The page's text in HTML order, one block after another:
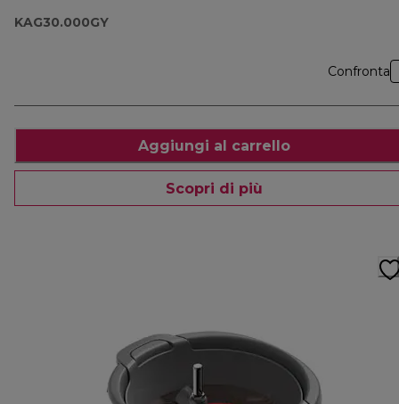
KAG30.000GY
KAG30.000GY
Confronta
Aggiungi al carrello
Scopri di più